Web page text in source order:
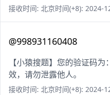
接收时间: 北京时间(+8): 2024-
@998931160408
【小猿搜题】您的验证码
效，请勿泄露他人。
接收时间: 北京时间(+8): 2024-